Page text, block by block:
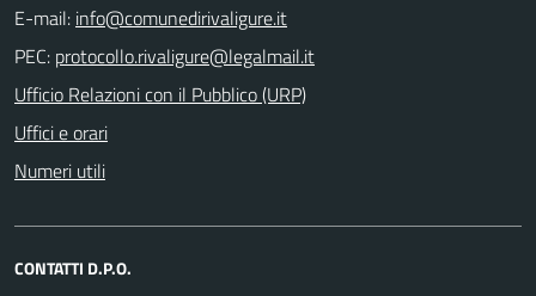
E-mail:
PEC:
Ufficio Relazioni con il Pubblico (URP)
Uffici e orari
Numeri utili
CONTATTI D.P.O.